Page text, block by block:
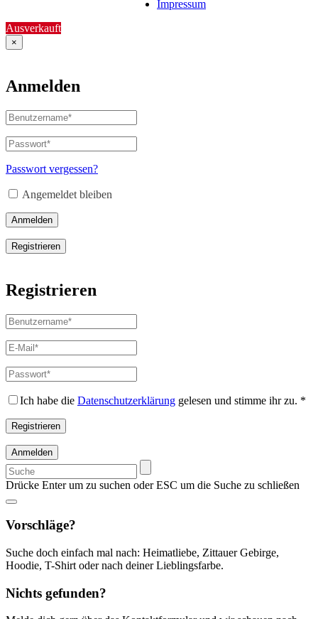
Impressum
Ausverkauft
×
Anmelden
Benutzername
oder
E-
Mail-
Adresse*
Passwort*
Erforderlich
Passwort vergessen?
Angemeldet bleiben
Anmelden
Registrieren
Registrieren
Benutzername
Erforderlich
E-
Mail-
Adresse*
Erforderlich
Passwort*
Erforderlich
Ich habe die Datenschutzerklärung gelesen und stimme ihr zu. *
Registrieren
Anmelden
Suchen
nach:
Drücke Enter um zu suchen oder ESC um die Suche zu schließen
Vorschläge?
Suche doch einfach mal nach: Heimatliebe, Zittauer Gebirge,
Hoodie, T-Shirt oder nach deiner Lieblingsfarbe.
Nichts gefunden?